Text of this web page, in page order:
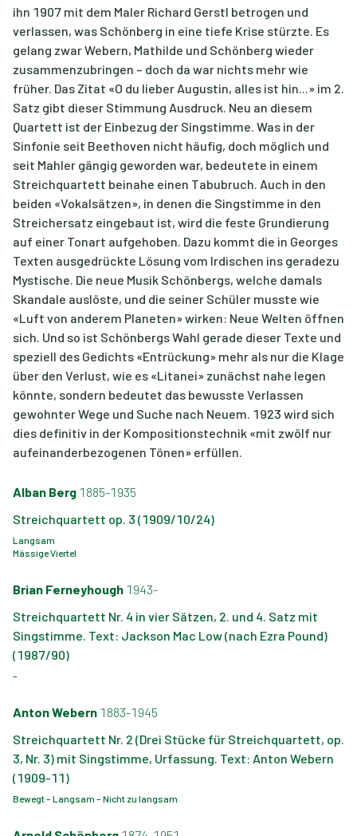
ihn 1907 mit dem Maler Richard Gerstl betrogen und
verlassen, was Schönberg in eine tiefe Krise stürzte. Es
gelang zwar Webern, Mathilde und Schönberg wieder
zusammenzubringen – doch da war nichts mehr wie
früher. Das Zitat «O du lieber Augustin, alles ist hin...» im 2.
Satz gibt dieser Stimmung Ausdruck. Neu an diesem
Quartett ist der Einbezug der Singstimme. Was in der
Sinfonie seit Beethoven nicht häufig, doch möglich und
seit Mahler gängig geworden war, bedeutete in einem
Streichquartett beinahe einen Tabubruch. Auch in den
beiden «Vokalsätzen», in denen die Singstimme in den
Streichersatz eingebaut ist, wird die feste Grundierung
auf einer Tonart aufgehoben. Dazu kommt die in Georges
Texten ausgedrückte Lösung vom Irdischen ins geradezu
Mystische. Die neue Musik Schönbergs, welche damals
Skandale auslöste, und die seiner Schüler musste wie
«Luft von anderem Planeten» wirken: Neue Welten öffnen
sich. Und so ist Schönbergs Wahl gerade dieser Texte und
speziell des Gedichts «Entrückung» mehr als nur die Klage
über den Verlust, wie es «Litanei» zunächst nahe legen
könnte, sondern bedeutet das bewusste Verlassen
gewohnter Wege und Suche nach Neuem. 1923 wird sich
dies definitiv in der Kompositionstechnik «mit zwölf nur
aufeinanderbezogenen Tönen» erfüllen.
Alban Berg 1885-1935
Streichquartett op. 3 (1909/10/24)
Langsam
Mässige Viertel
Brian Ferneyhough 1943-
Streichquartett Nr. 4 in vier Sätzen, 2. und 4. Satz mit
Singstimme. Text: Jackson Mac Low (nach Ezra Pound)
(1987/90)
–
Anton Webern 1883-1945
Streichquartett Nr. 2 (Drei Stücke für Streichquartett, op.
3, Nr. 3) mit Singstimme, Urfassung. Text: Anton Webern
(1909-11)
Bewegt – Langsam – Nicht zu langsam